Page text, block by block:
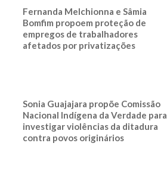
Fernanda Melchionna e Sâmia
Bomfim propoem proteção de
empregos de trabalhadores
afetados por privatizações
Sonia Guajajara propõe Comissão
Nacional Indígena da Verdade para
investigar violências da ditadura
contra povos originários